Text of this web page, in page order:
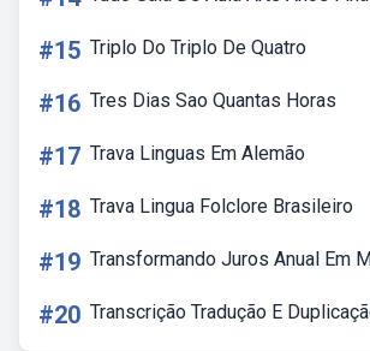
#15 Triplo Do Triplo De Quatro
#16 Tres Dias Sao Quantas Horas
#17 Trava Linguas Em Alemão
#18 Trava Lingua Folclore Brasileiro
#19 Transformando Juros Anual Em
#20 Transcrição Tradução E